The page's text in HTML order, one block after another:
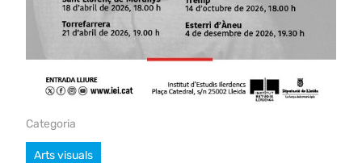
Categoria
Arts visuals